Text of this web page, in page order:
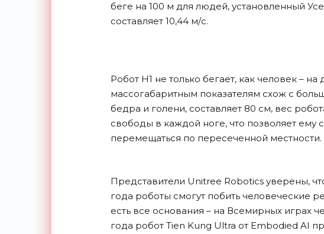
беге на 100 м для людей, установленный
составляет 10,44 м/с.
Робот H1 не только бегает, как человек – на
массогабаритным показателям схож с
бедра и голени, составляет 80 см, вес
свободы в каждой ноге, что позволяет ему
перемещаться по пересеченной местности.
Представители Unitree Robotics уверены,
года роботы смогут побить человеческие
есть все основания – на Всемирных играх
года робот Tien Kung Ultra от Embodied AI